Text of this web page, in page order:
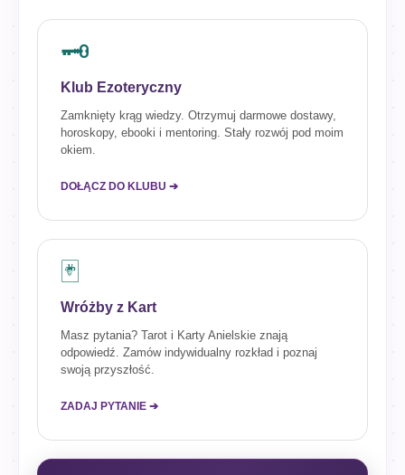
🗝️
Klub Ezoteryczny
Zamknięty krąg wiedzy. Otrzymuj darmowe dostawy,
horoskopy, ebooki i mentoring. Stały rozwój pod moim
okiem.
DOŁĄCZ DO KLUBU ➔
🃏
Wróżby z Kart
Masz pytania? Tarot i Karty Anielskie znają
odpowiedź. Zamów indywidualny rozkład i poznaj
swoją przyszłość.
ZADAJ PYTANIE ➔